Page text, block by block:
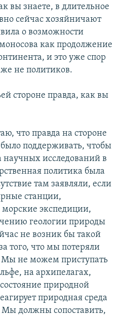
вы знаете, в длительное
сейчас хозяйничают
о возможности
как продолжение
и это уже спор
не политиков.
стороне правда, как вы
что правда на стороне
поддерживать, чтобы
научных исследований в
политика была
там заявляли, если
станции,
экспедиции,
геологии природы
не возник бы такой
того, что мы потеряли
Мы не можем приступать
на архипелагах,
природной
природная среда
должны сопоставить,